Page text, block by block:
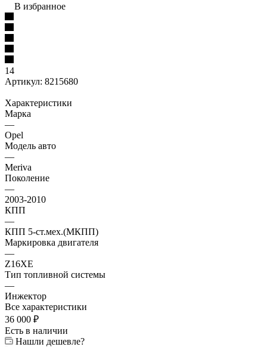
В избранное
14
Артикул: 8215680
Характеристики
Марка
—
Opel
Модель авто
—
Meriva
Поколение
—
2003-2010
КПП
—
КПП 5-ст.мех.(МКПП)
Маркировка двигателя
—
Z16XE
Тип топливной системы
—
Инжектор
Все характеристики
36 000 ₽
Есть в наличии
Нашли дешевле?